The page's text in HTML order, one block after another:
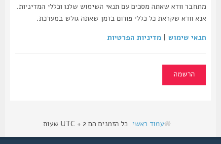
מתחבר וודא שאתה מסכים עם תנאי השימוש שלנו וכללי המדיניות.
אנא וודא שקראת כל כללי פורום בזמן שאתה גולש במערכת.
תנאי שימוש|מדיניות הפרטיות
הרשמה
עמוד ראשי כל הזמנים הם UTC + 2 שעות